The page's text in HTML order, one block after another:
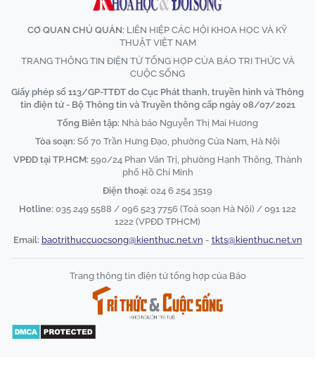
CƠ QUAN CHỦ QUẢN: LIÊN HIỆP CÁC HỘI KHOA HỌC VÀ KỸ
THUẬT VIỆT NAM
TRANG THÔNG TIN ĐIỆN TỬ TỔNG HỢP CỦA BÁO TRI THỨC VÀ
CUỘC SỐNG
Giấy phép số 113/GP-TTĐT do Cục Phát thanh, truyền hình và Thông
tin điện tử - Bộ Thông tin và Truyền thông cấp ngày 08/07/2021
Tổng Biên tập: Nhà báo Nguyễn Thị Mai Hương
Tòa soạn: Số 70 Trần Hưng Đạo, phường Cửa Nam, Hà Nội
VPĐD tại TP.HCM: 590/24 Phan Văn Trị, phường Hạnh Thông, Thành
phố Hồ Chí Minh
Điện thoại: 024 6 254 3519
Hotline: 035 249 5588 / 096 523 7756 (Toà soạn Hà Nội) / 091 122
1222 (VPĐD TPHCM)
Email: baotrithuccuocsong@kienthuc.net.vn - tkts@kienthuc.net.vn
Trang thông tin điện tử tổng hợp của Báo